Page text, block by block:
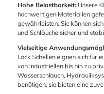
NORMACLAMP®
Quick Lock
Schlauchschelle kann
ausgewählt werden.
Die Banddicke
beträgt 0,7 mm bei
einer Bandbreite von
12 mm. Anwendung:
Wasserwirtschaft
Klimatechnik Bau
von
möglich.
Sanitär
Hohe Belastbarkeit: Unsere
hochwertigen Materialien
gewährleisten. Sie können
und Schläuche sicher und
Vielseitige
Lock Schellen eignen sich für
von industriellen bis hin zu
Wasserschlauch,
benötigen, sie bieten eine